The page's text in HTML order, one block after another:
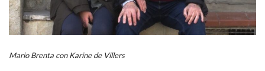
Mario Brenta con Karine de Villers